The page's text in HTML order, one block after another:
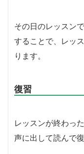
その日のレッスン
することで、レッ
ります。
復習
レッスンが終わっ
声に出して読んで